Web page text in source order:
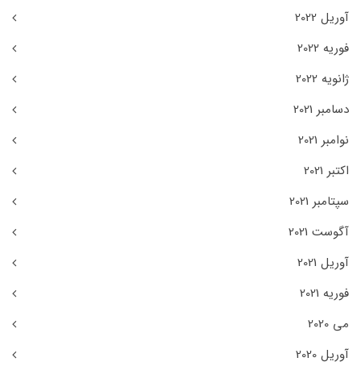
آوریل 2022
فوریه 2022
ژانویه 2022
دسامبر 2021
نوامبر 2021
اکتبر 2021
سپتامبر 2021
آگوست 2021
آوریل 2021
فوریه 2021
می 2020
آوریل 2020